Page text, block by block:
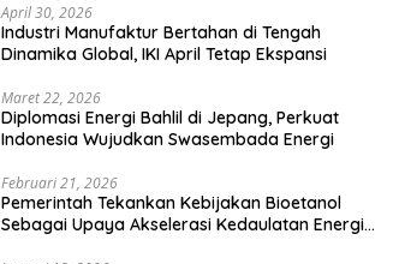
April 30, 2026
Industri Manufaktur Bertahan di Tengah
Dinamika Global, IKI April Tetap Ekspansi
Maret 22, 2026
Diplomasi Energi Bahlil di Jepang, Perkuat
Indonesia Wujudkan Swasembada Energi
Februari 21, 2026
Pemerintah Tekankan Kebijakan Bioetanol
Sebagai Upaya Akselerasi Kedaulatan Energi